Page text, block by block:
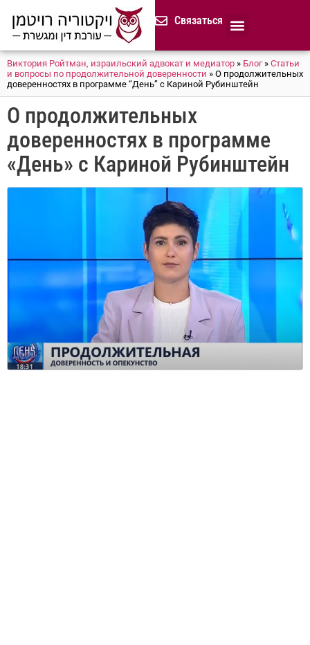
Связаться
Виктория Ройтман, израильский адвокат и медиатор » Блог» Статьи
и вопросы по продолжительной доверенности » О продолжительных
доверенностях в программе “День” с Кариной Рубинштейн
О продолжительных
доверенностях в программе
«День» с Кариной Рубинштейн